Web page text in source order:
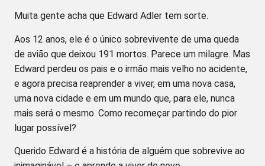
Muita gente acha que Edward Adler tem sorte.
Aos 12 anos, ele é o único sobrevivente de uma queda
de avião que deixou 191 mortos. Parece um milagre. Mas
Edward perdeu os pais e o irmão mais velho no acidente,
e agora precisa reaprender a viver, em uma nova casa,
uma nova cidade e em um mundo que, para ele, nunca
mais será o mesmo. Como recomeçar partindo do pior
lugar possível?
Querido Edward é a história de alguém que sobrevive ao